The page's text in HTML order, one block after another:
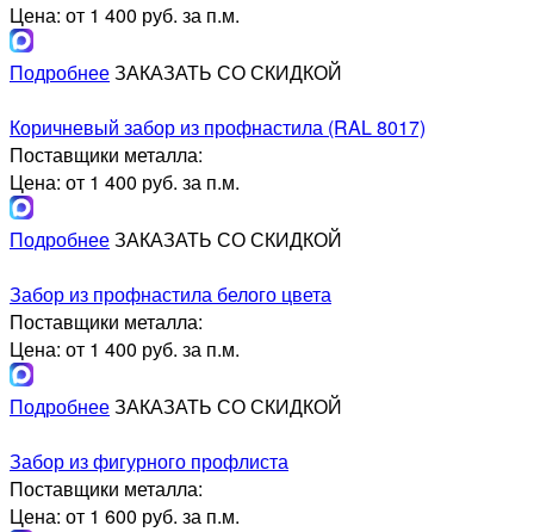
Цена: от 1 400 руб. за п.м.
ПодробнееЗАКАЗАТЬ СО СКИДКОЙ
Коричневый забор из профнастила (RAL 8017)
Поставщики металла:
Цена: от 1 400 руб. за п.м.
ПодробнееЗАКАЗАТЬ СО СКИДКОЙ
Забор из профнастила белого цвета
Поставщики металла:
Цена: от 1 400 руб. за п.м.
ПодробнееЗАКАЗАТЬ СО СКИДКОЙ
Забор из фигурного профлиста
Поставщики металла:
Цена: от 1 600 руб. за п.м.